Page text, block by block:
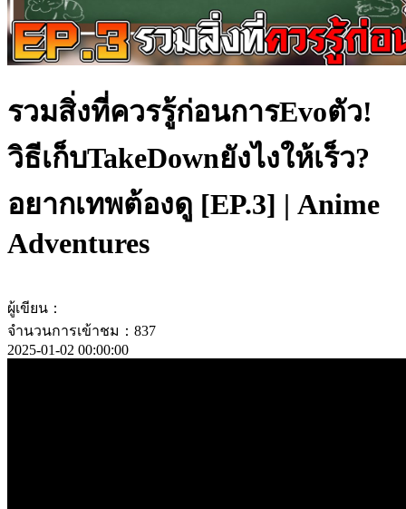
รวมสิ่งที่ควรรู้ก่อนการEvoตัว!
วิธีเก็บTakeDownยังไงให้เร็ว?
อยากเทพต้องดู [EP.3] | Anime
Adventures
ผู้เขียน：
จำนวนการเข้าชม：837
2025-01-02 00:00:00